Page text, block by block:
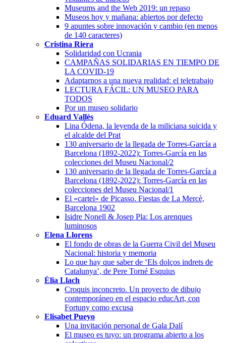
Museums and the Web 2019: un repaso
Museos hoy y mañana: abiertos por defecto
9 apuntes sobre innovación y cambio (en menos
de 140 caracteres)
Cristina Riera
Solidaridad con Ucrania
CAMPAÑAS SOLIDARIAS EN TIEMPO DE
LA COVID-19
Adaptarnos a una nueva realidad: el teletrabajo
LECTURA FÁCIL: UN MUSEO PARA
TODOS
Por un museo solidario
Eduard Vallès
Lina Ódena, la leyenda de la miliciana suicida y
el alcalde del Prat
130 aniversario de la llegada de Torres-García a
Barcelona (1892-2022): Torres-García en las
colecciones del Museu Nacional/2
130 aniversario de la llegada de Torres-García a
Barcelona (1892-2022): Torres-García en las
colecciones del Museu Nacional/1
El «cartel» de Picasso. Fiestas de La Mercè,
Barcelona 1902
Isidre Nonell & Josep Pla: Los arenques
luminosos
Elena Llorens
El fondo de obras de la Guerra Civil del Museu
Nacional: historia y memoria
Lo que hay que saber de ‘Els dolços indrets de
Catalunya’, de Pere Torné Esquius
Èlia Llach
Croquis inconcreto. Un proyecto de dibujo
contemporáneo en el espacio educArt, con
Fortuny como excusa
Elisabet Pueyo
Una invitación personal de Gala Dalí
El museo es tuyo: un programa abierto a los